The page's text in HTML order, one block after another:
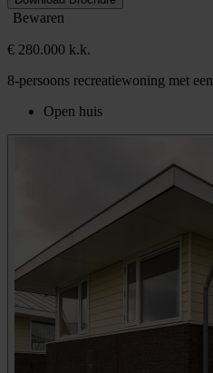
Bewaren
€ 280.000 k.k.
8-persoons recreatiewoning met
Open huis